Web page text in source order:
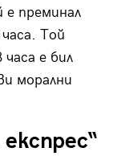
е преминал
Той
е бил
морални